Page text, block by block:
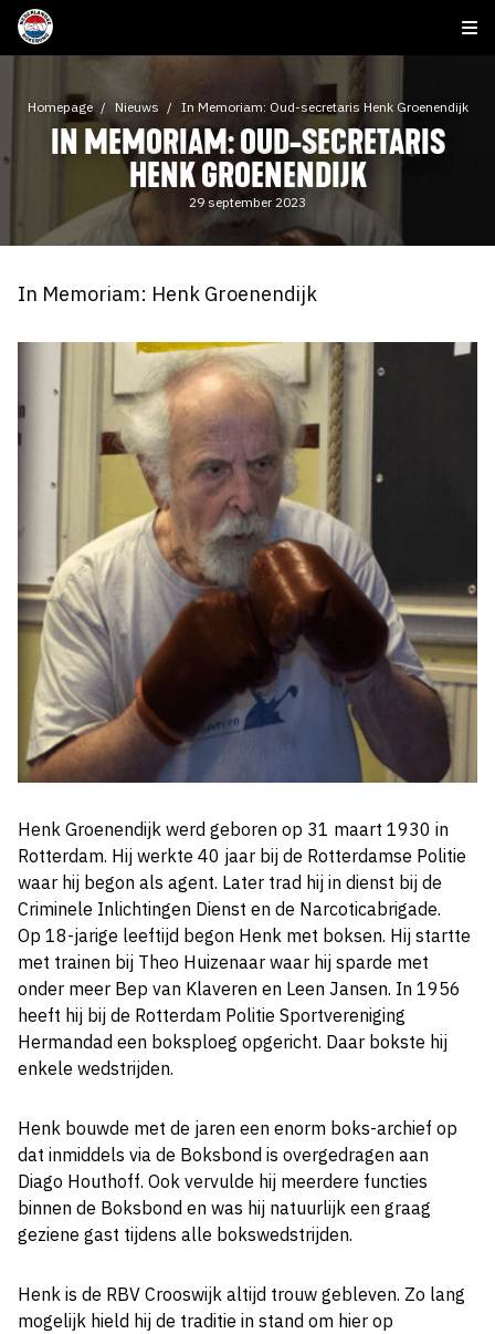
Homepage Nieuws In Memoriam: Oud-secretaris Henk Groenendijk
IN MEMORIAM: OUD-SECRETARIS
HENK GROENENDIJK
29 september 2023
In Memoriam: Henk Groenendijk
Henk Groenendijk werd geboren op 31 maart 1930 in
Rotterdam. Hij werkte 40 jaar bij de Rotterdamse Politie
waar hij begon als agent. Later trad hij in dienst bij de
Criminele Inlichtingen Dienst en de Narcoticabrigade.
Op 18-jarige leeftijd begon Henk met boksen. Hij startte
met trainen bij Theo Huizenaar waar hij sparde met
onder meer Bep van Klaveren en Leen Jansen. In 1956
heeft hij bij de Rotterdam Politie Sportvereniging
Hermandad een boksploeg opgericht. Daar bokste hij
enkele wedstrijden.
Henk bouwde met de jaren een enorm boks-archief op
dat inmiddels via de Boksbond is overgedragen aan
Diago Houthoff. Ook vervulde hij meerdere functies
binnen de Boksbond en was hij natuurlijk een graag
geziene gast tijdens alle bokswedstrijden.
Henk is de RBV Crooswijk altijd trouw gebleven. Zo lang
mogelijk hield hij de traditie in stand om hier op